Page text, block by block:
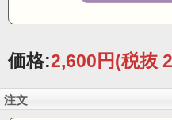
価格:2,600円(税抜
注文